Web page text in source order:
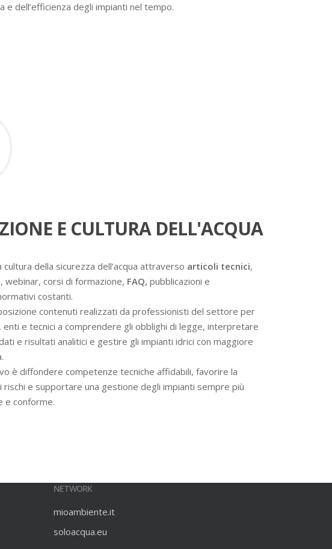
e dell’efficienza degli impianti nel tempo.
E CULTURA DELL'ACQUA
cultura della sicurezza dell’acqua attraverso articoli tecnici,
webinar, corsi di formazione, FAQ, pubblicazioni e
costanti.
contenuti realizzati da professionisti del settore per
enti e tecnici a comprendere gli obblighi di legge, interpretare
e risultati analitici e gestire gli impianti idrici con maggiore
è diffondere competenze tecniche affidabili, favorire la
rischi e supportare una gestione degli impianti sempre più
e conforme.
NETWORK
mioambiente.it
soloacqua.eu